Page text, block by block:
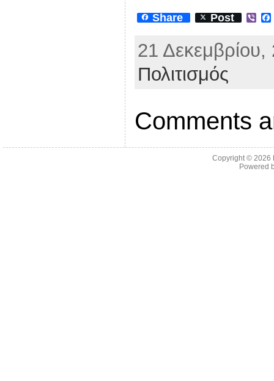
Share Post
V
e
r
21
Πολιτισμός
Comments
Copyright © 2026
Powered